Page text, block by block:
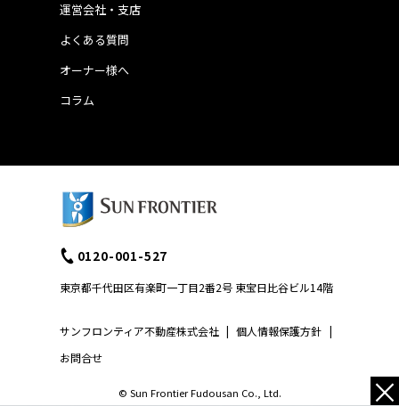
運営会社・支店
よくある質問
オーナー様へ
コラム
サンフロンティア不動産株式会社 | 個人情報保護方針 |
お問合せ
0120-001-527
東京都千代田区有楽町一丁目2番2号 東宝日比谷ビル14階
© Sun Frontier Fudousan Co., Ltd. ×